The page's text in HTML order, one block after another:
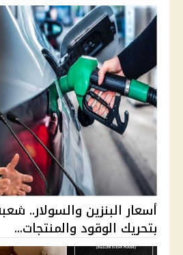
أسعار البنزين والسولار..
بتحريك الوقود والمنتجات...